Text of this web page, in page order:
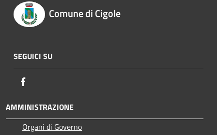
Comune di Cigole
SEGUICI SU
AMMINISTRAZIONE
Organi di Governo